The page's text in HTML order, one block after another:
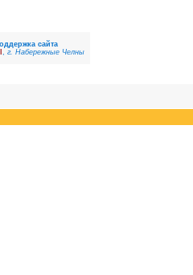
сайта
, г. Набережные Челны